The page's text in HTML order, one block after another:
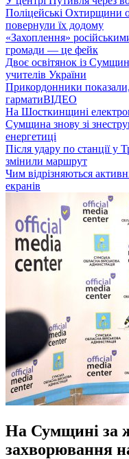
Поліцейські Охтирщини
повернули їх додому
«Захоплення»
громади — це фейк
Двоє освітянок із
учителів України
Прикордонники
гарматиВІДЕО
На Шосткинщині
Сумщина знову зі
енергетиці
Після удару по станції у
змінили маршрут
Чим відрізняються
екранів
На Сумщині за
захворювання